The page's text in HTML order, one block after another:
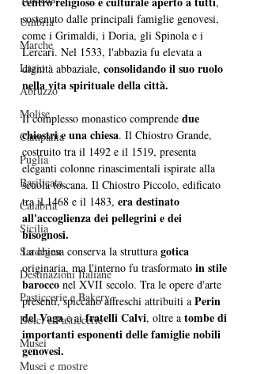
Umbria
Marche
Lazio
Abruzzo
Molise
Campania
Puglia
Basilicata
Calabria
Sicilia
Sardegna
Destinazioni Italiane
Pasticcerie e Bakery
Dolci e Pasticcerie
Musei
Musei e mostre
sostenuto dalle principali famiglie genovesi,
come i Grimaldi, i Doria, gli Spinola e i
Lercari. Nel 1533, l'abbazia fu elevata a
dignità abbaziale, consolidando il suo ruolo
nella vita spirituale della città.
Il complesso monastico comprende due
chiostri e una chiesa. Il Chiostro Grande,
costruito tra il 1492 e il 1519, presenta
eleganti colonne rinascimentali ispirate alla
scuola toscana. Il Chiostro Piccolo, edificato
tra il 1468 e il 1483, era destinato
all'accoglienza dei pellegrini e dei
bisognosi.
La chiesa conserva la struttura gotica
originaria, ma l'interno fu trasformato in stile
barocco nel XVII secolo. Tra le opere d'arte
presenti, spiccano affreschi attribuiti a Perin
del Vaga e ai fratelli Calvi, oltre a tombe di
importanti esponenti delle famiglie nobili
genovesi.